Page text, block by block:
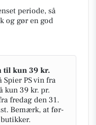
periode, så
og gør en god
til kun 39 kr.
PS vin fra
kun 39 kr. pr.
fredag den 31.
Bemærk, at før-